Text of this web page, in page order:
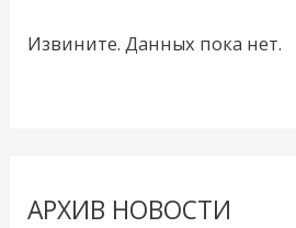
Извините. Данных пока нет.
АРХИВ НОВОСТИ